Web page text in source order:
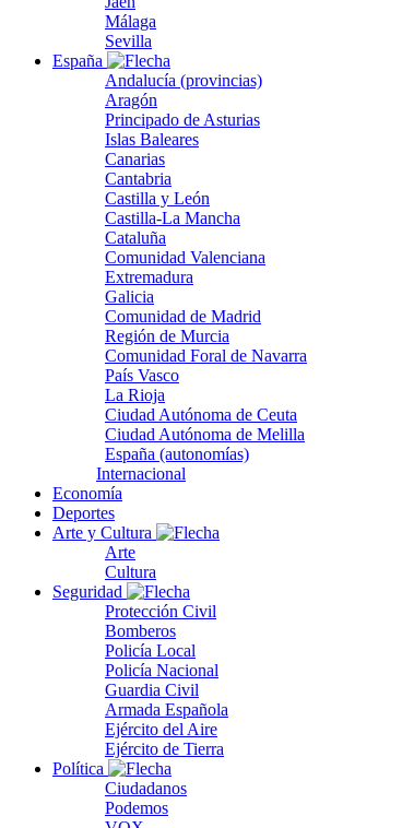
Málaga
Sevilla
España
Andalucía (provincias)
Aragón
Principado de Asturias
Islas Baleares
Canarias
Cantabria
Castilla y León
Castilla-La Mancha
Cataluña
Comunidad Valenciana
Extremadura
Galicia
Comunidad de Madrid
Región de Murcia
Comunidad Foral de Navarra
País Vasco
La Rioja
Ciudad Autónoma de Ceuta
Ciudad Autónoma de Melilla
España (autonomías)
Internacional
Economía
Deportes
Arte y Cultura
Arte
Cultura
Seguridad
Protección Civil
Bomberos
Policía Local
Policía Nacional
Guardia Civil
Armada Española
Ejército del Aire
Ejército de Tierra
Política
Ciudadanos
Podemos